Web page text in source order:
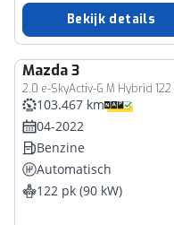
Bekijk details
Mazda3
103.467 km
04-2022
Benzine
Automatisch
122 pk (90 kW)